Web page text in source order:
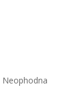
Neophodna